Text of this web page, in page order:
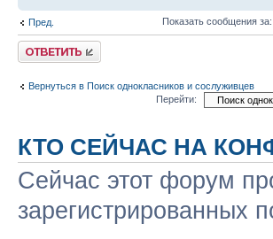
Пред. Показать сообщения за:
Ответить
Вернуться в Поиск однокласников и сослуживцев
Перейти:
КТО СЕЙЧАС НА
Сейчас этот форум
зарегистрированных